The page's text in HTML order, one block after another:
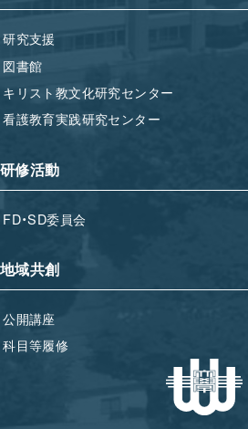
研究支援
図書館
キリスト教文化研究センター
看護教育実践研究センター
研修活動
FD・SD委員会
地域共創
公開講座
科目等履修